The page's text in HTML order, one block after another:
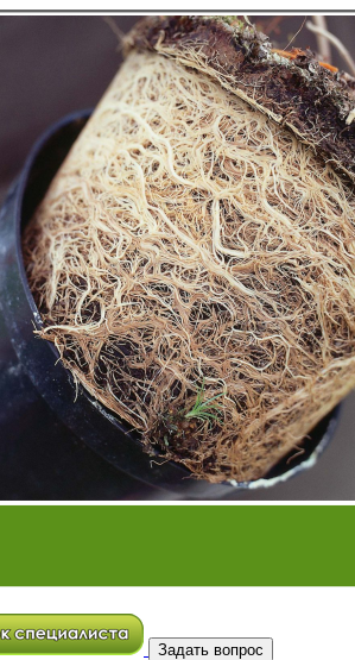
Задать вопрос